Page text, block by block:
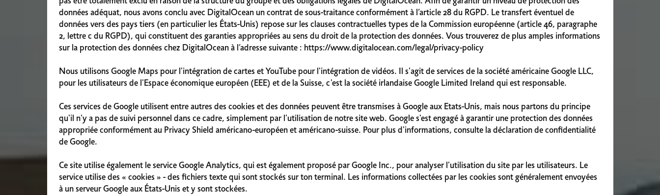
données adéquat, nous avons conclu avec DigitalOcean un contrat de sous-traitance conformément à l’article 28 du RGPD. Le transfert éventuel de
données vers des pays tiers (en particulier les États-Unis) repose sur les clauses contractuelles types de la Commission européenne (article 46, paragraphe
2, lettre c du RGPD), qui constituent des garanties appropriées au sens du droit de la protection des données. Vous trouverez de plus amples informations
sur la protection des données chez DigitalOcean à l’adresse suivante : https://www.digitalocean.com/legal/privacy-policy
Nous utilisons Google Maps pour l'intégration de cartes et YouTube pour l'intégration de vidéos. Il s'agit de services de la société américaine Google LLC,
pour les utilisateurs de l'Espace économique européen (EEE) et de la Suisse, c'est la société irlandaise Google Limited Ireland qui est responsable.
Ces services de Google utilisent entre autres des cookies et des données peuvent être transmises à Google aux Etats-Unis, mais nous partons du principe
qu'il n'y a pas de suivi personnel dans ce cadre, simplement par l'utilisation de notre site web. Google s'est engagé à garantir une protection des données
appropriée conformément au Privacy Shield américano-européen et américano-suisse. Pour plus d'informations, consulte la déclaration de confidentialité
de Google.
Ce site utilise également le service Google Analytics, qui est également proposé par Google Inc., pour analyser l'utilisation du site par les utilisateurs. Le
service utilise des « cookies » - des fichiers texte qui sont stockés sur ton terminal. Les informations collectées par les cookies sont généralement envoyées
à un serveur Google aux États-Unis et y sont stockées.